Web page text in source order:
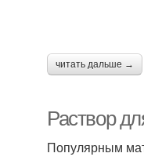
читать дальше →
Раствор
Популярным